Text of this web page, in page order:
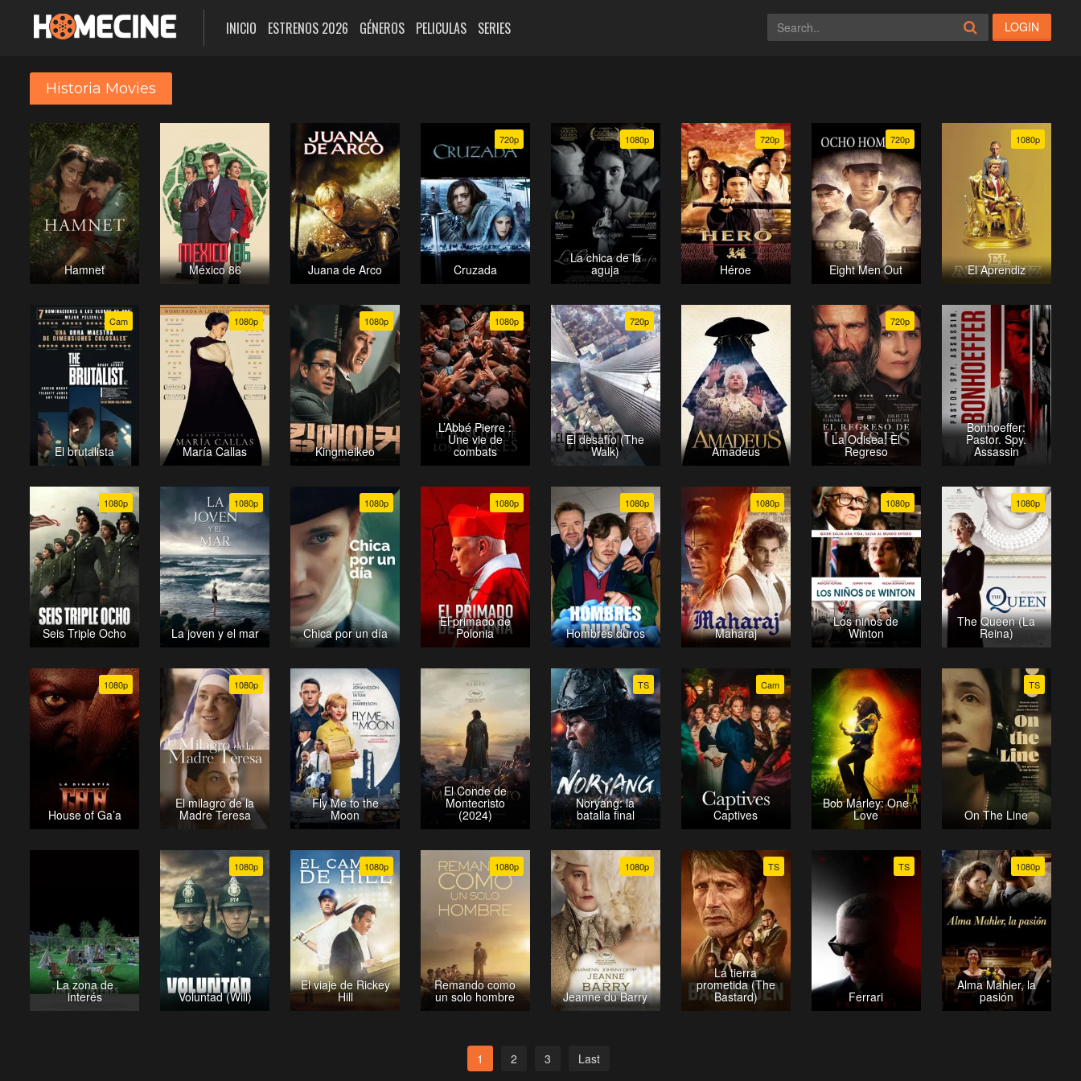
INICIO ESTRENOS 2026 GÉNEROS PELICULAS SERIES LOGIN
Historia Movies
Hamnet México 86 Juana de Arco
720p
Cruzada
1080p
La chica de la
aguja
720p
Héroe
720p
Eight Men Out
1080p
El Aprendiz
Cam
El brutalista
1080p
María Callas
1080p
Kingmeikeo
1080p
L’Abbé Pierre :
Une vie de
combats
720p
El desafío (The
Walk) Amadeus
720p
La Odisea: El
Regreso
Bonhoeffer:
Pastor. Spy.
Assassin
1080p
Seis Triple Ocho
1080p
La joven y el mar
1080p
Chica por un día
1080p
El primado de
Polonia
1080p
Hombres duros
1080p
Maharaj
1080p
Los niños de
Winton
1080p
The Queen (La
Reina)
1080p
House of Ga’a
1080p
El milagro de la
Madre Teresa
Fly Me to the
Moon
El Conde de
Montecristo
(2024)
TS
Noryang: la
batalla final
Cam
Captives
Bob Marley: One
Love
TS
On The Line
La zona de
interés
1080p
Voluntad (Will)
1080p
El viaje de Rickey
Hill
1080p
Remando como
un solo hombre
1080p
Jeanne du Barry
TS
La tierra
prometida (The
Bastard)
TS
Ferrari
1080p
Alma Mahler, la
pasión
1 2 3 Last